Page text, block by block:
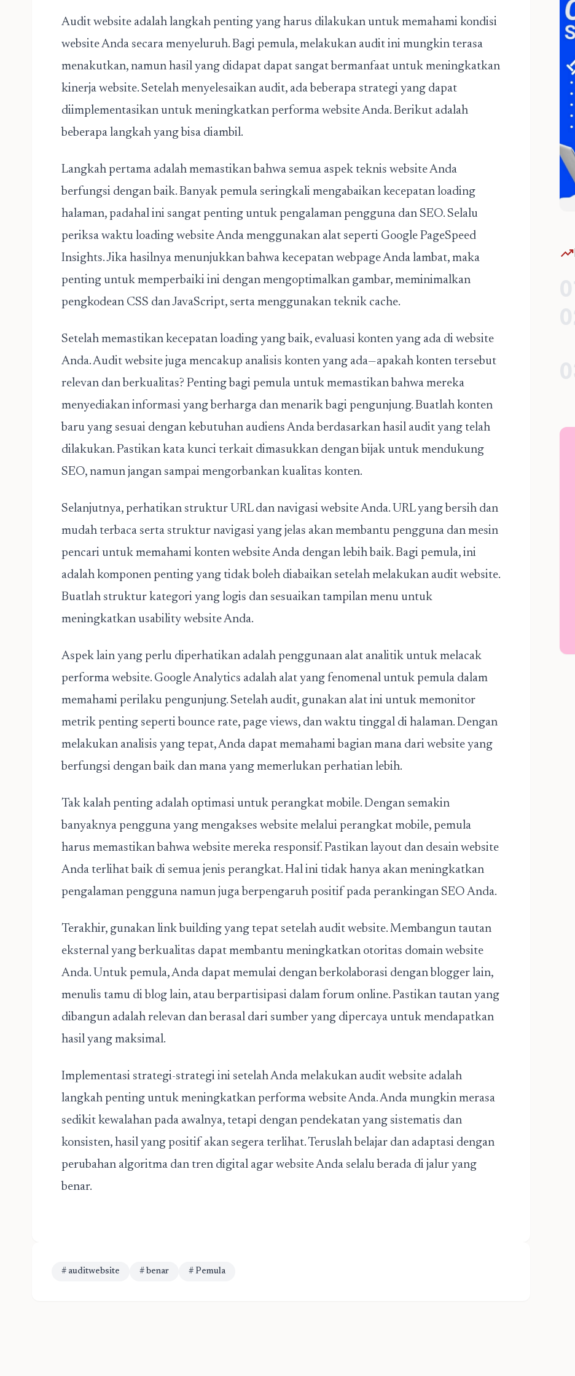
Audit website adalah langkah penting yang harus dilakukan untuk memahami kondisi
website Anda secara menyeluruh. Bagi pemula, melakukan audit ini mungkin terasa
menakutkan, namun hasil yang didapat dapat sangat bermanfaat untuk meningkatkan
kinerja website. Setelah menyelesaikan audit, ada beberapa strategi yang dapat
diimplementasikan untuk meningkatkan performa website Anda. Berikut adalah
beberapa langkah yang bisa diambil.
Langkah pertama adalah memastikan bahwa semua aspek teknis website Anda
berfungsi dengan baik. Banyak pemula seringkali mengabaikan kecepatan loading
halaman, padahal ini sangat penting untuk pengalaman pengguna dan SEO. Selalu
periksa waktu loading website Anda menggunakan alat seperti Google PageSpeed
Insights. Jika hasilnya menunjukkan bahwa kecepatan webpage Anda lambat, maka
penting untuk memperbaiki ini dengan mengoptimalkan gambar, meminimalkan
pengkodean CSS dan JavaScript, serta menggunakan teknik cache.
Setelah memastikan kecepatan loading yang baik, evaluasi konten yang ada di website
Anda. Audit website juga mencakup analisis konten yang ada—apakah konten tersebut
relevan dan berkualitas? Penting bagi pemula untuk memastikan bahwa mereka
menyediakan informasi yang berharga dan menarik bagi pengunjung. Buatlah konten
baru yang sesuai dengan kebutuhan audiens Anda berdasarkan hasil audit yang telah
dilakukan. Pastikan kata kunci terkait dimasukkan dengan bijak untuk mendukung
SEO, namun jangan sampai mengorbankan kualitas konten.
Selanjutnya, perhatikan struktur URL dan navigasi website Anda. URL yang bersih dan
mudah terbaca serta struktur navigasi yang jelas akan membantu pengguna dan mesin
pencari untuk memahami konten website Anda dengan lebih baik. Bagi pemula, ini
adalah komponen penting yang tidak boleh diabaikan setelah melakukan audit website.
Buatlah struktur kategori yang logis dan sesuaikan tampilan menu untuk
meningkatkan usability website Anda.
Aspek lain yang perlu diperhatikan adalah penggunaan alat analitik untuk melacak
performa website. Google Analytics adalah alat yang fenomenal untuk pemula dalam
memahami perilaku pengunjung. Setelah audit, gunakan alat ini untuk memonitor
metrik penting seperti bounce rate, page views, dan waktu tinggal di halaman. Dengan
melakukan analisis yang tepat, Anda dapat memahami bagian mana dari website yang
berfungsi dengan baik dan mana yang memerlukan perhatian lebih.
Tak kalah penting adalah optimasi untuk perangkat mobile. Dengan semakin
banyaknya pengguna yang mengakses website melalui perangkat mobile, pemula
harus memastikan bahwa website mereka responsif. Pastikan layout dan desain website
Anda terlihat baik di semua jenis perangkat. Hal ini tidak hanya akan meningkatkan
pengalaman pengguna namun juga berpengaruh positif pada perankingan SEO Anda.
Terakhir, gunakan link building yang tepat setelah audit website. Membangun tautan
eksternal yang berkualitas dapat membantu meningkatkan otoritas domain website
Anda. Untuk pemula, Anda dapat memulai dengan berkolaborasi dengan blogger lain,
menulis tamu di blog lain, atau berpartisipasi dalam forum online. Pastikan tautan yang
dibangun adalah relevan dan berasal dari sumber yang dipercaya untuk mendapatkan
hasil yang maksimal.
Implementasi strategi-strategi ini setelah Anda melakukan audit website adalah
langkah penting untuk meningkatkan performa website Anda. Anda mungkin merasa
sedikit kewalahan pada awalnya, tetapi dengan pendekatan yang sistematis dan
konsisten, hasil yang positif akan segera terlihat. Teruslah belajar dan adaptasi dengan
perubahan algoritma dan tren digital agar website Anda selalu berada di jalur yang
benar.
# auditwebsite # benar # Pemula
trending_up